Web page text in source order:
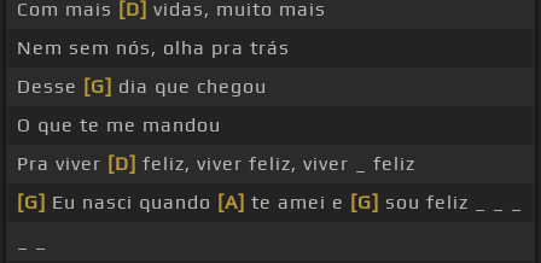
Com mais [D] vidas, muito mais
Nem sem nós, olha pra trás
Desse [G] dia que chegou
O que te me mandou
Pra viver [D] feliz, viver feliz, viver _ feliz
[G] Eu nasci quando [A] te amei e [G] sou feliz _ _ _